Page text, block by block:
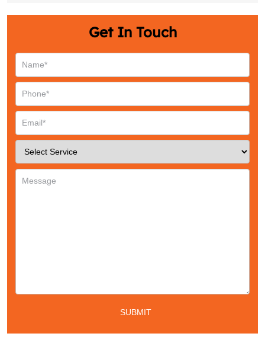
Service*
Message*
Get In Touch